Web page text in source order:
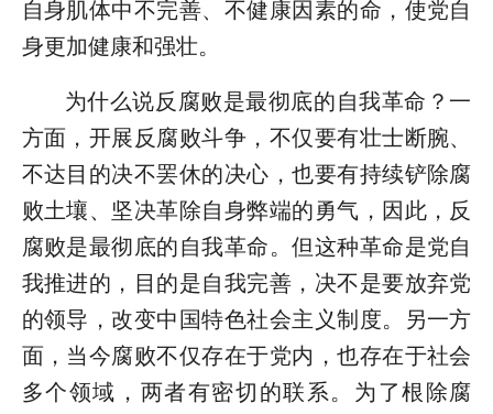
自身肌体中不完善、不健康因素的命，使党自
身更加健康和强壮。
为什么说反腐败是最彻底的自我革命？一
方面，开展反腐败斗争，不仅要有壮士断腕、
不达目的决不罢休的决心，也要有持续铲除腐
败土壤、坚决革除自身弊端的勇气，因此，反
腐败是最彻底的自我革命。但这种革命是党自
我推进的，目的是自我完善，决不是要放弃党
的领导，改变中国特色社会主义制度。另一方
面，当今腐败不仅存在于党内，也存在于社会
多个领域，两者有密切的联系。为了根除腐